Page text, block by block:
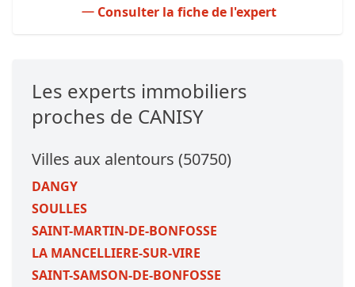
Consulter la fiche de l'expert
Les experts immobiliers
proches de CANISY
Villes aux alentours (50750)
DANGY
SOULLES
SAINT-MARTIN-DE-BONFOSSE
LA MANCELLIERE-SUR-VIRE
SAINT-SAMSON-DE-BONFOSSE